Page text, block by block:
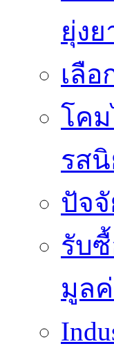
ยุ่งย
เลื
โค
รส
ปัจ
รับ
มูล